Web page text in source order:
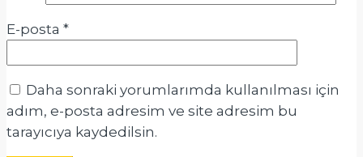
E-posta *
Daha sonraki yorumlarımda kullanılması için
adım, e-posta adresim ve site adresim bu
tarayıcıya kaydedilsin.